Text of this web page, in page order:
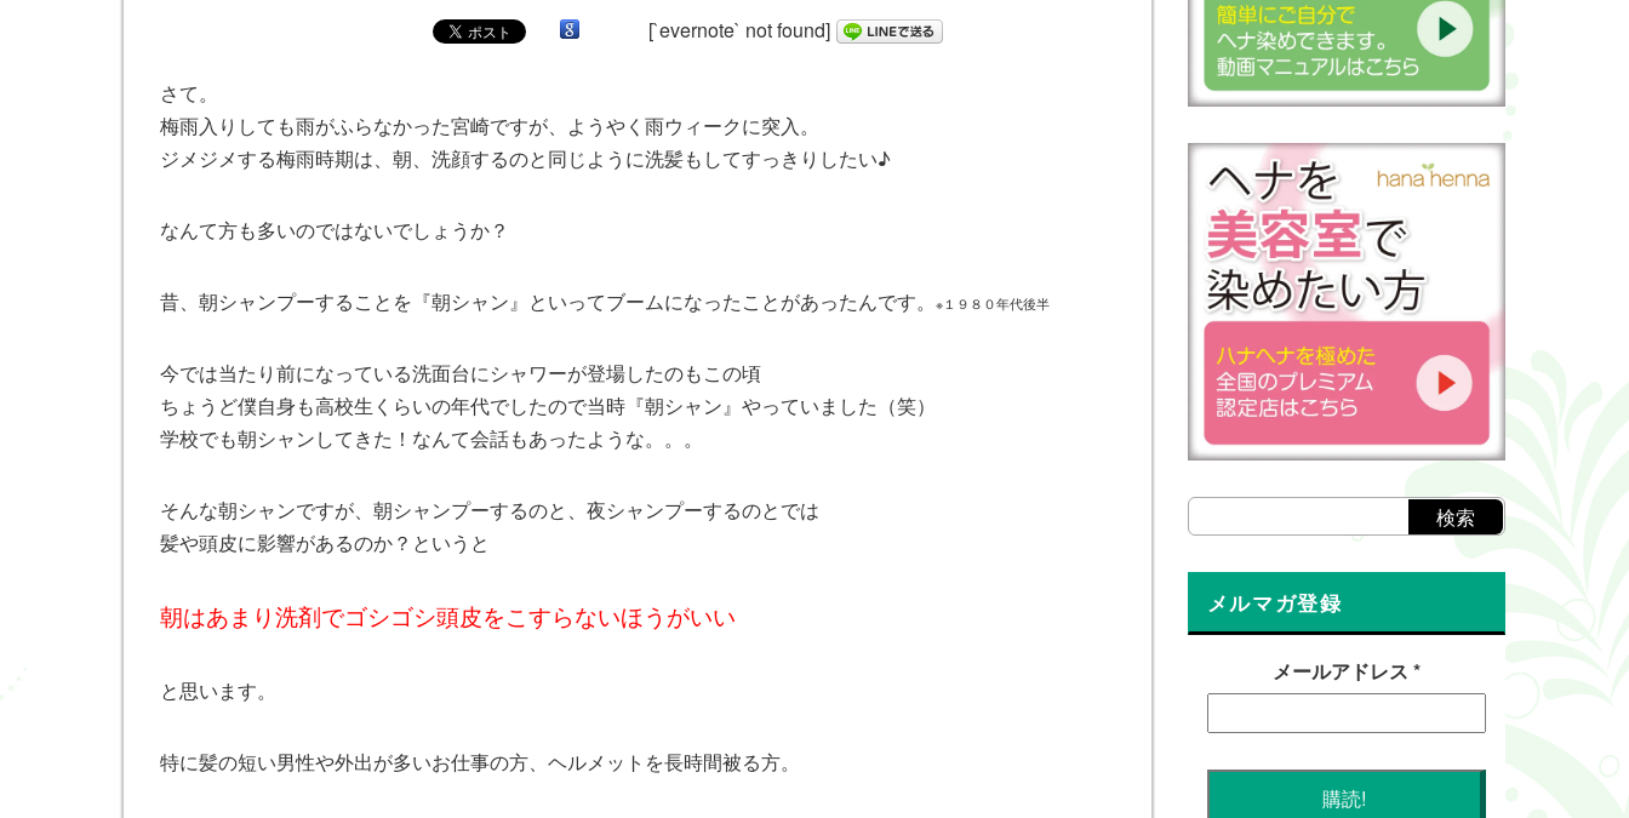
[`evernote` not found]
さて。
梅雨入りしても雨がふらなかった宮崎ですが、ようやく雨ウィークに突入。
ジメジメする梅雨時期は、朝、洗顔するのと同じように洗髪もしてすっきりしたい♪
なんて方も多いのではないでしょうか？
昔、朝シャンプーすることを『朝シャン』といってブームになったことがあったんです。 ※１９８０年代後半
今では当たり前になっている洗面台にシャワーが登場したのもこの頃
ちょうど僕自身も高校生くらいの年代でしたので当時『朝シャン』やっていました（笑）
学校でも朝シャンしてきた！なんて会話もあったような。。。
そんな朝シャンですが、朝シャンプーするのと、夜シャンプーするのとでは
髪や頭皮に影響があるのか？というと
朝はあまり洗剤でゴシゴシ頭皮をこすらないほうがいい
と思います。
特に髪の短い男性や外出が多いお仕事の方、ヘルメットを長時間被る方。
メルマガ登録
メールアドレス *